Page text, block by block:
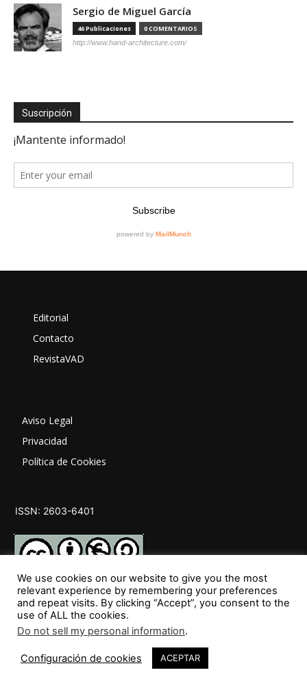
Sergio de Miguel García
46 Publicaciones 0 COMENTARIOS
http://www.hand-architecture.com/
Suscripción
Editorial
Contacto
RevistaVAD
Aviso Legal
Privacidad
Política de Cookies
ISSN: 2603-6401
SÍGUENOS
We use cookies on our website to give you the most
relevant experience by remembering your preferences
and repeat visits. By clicking “Accept”, you consent to the
use of ALL the cookies.
Do not sell my personal information.
Configuración de cookies ACEPTAR